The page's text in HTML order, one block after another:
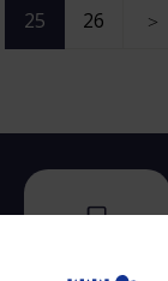
a
g
e
d
n
e
25 26
P
i
a
t
mobile